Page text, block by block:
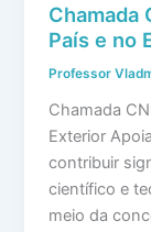
Chamada
País e no
Professor
Chamada
Exterior
contribuir
científico e
meio da